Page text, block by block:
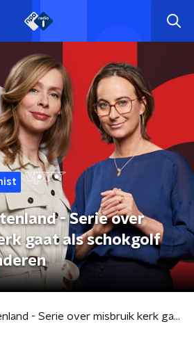
- Serie over
gaat als schokgolf
Bureau Buitenland - Serie over misbruik kerk gaat als schokgolf door Vlaanderen